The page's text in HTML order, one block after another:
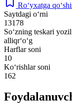
Ro‘yxatga
Saytdagi o‘rni
13178
So‘zning teskari
alliqr‘o‘g
Harflar soni
10
Ko‘rishlar soni
162